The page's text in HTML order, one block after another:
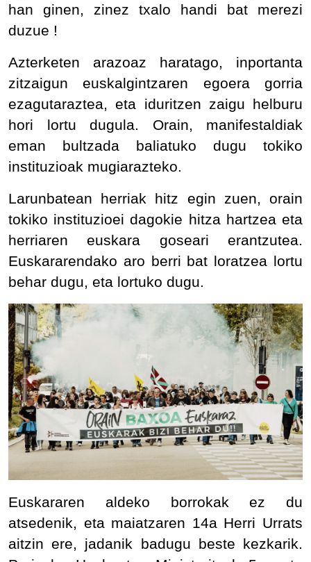
han ginen, zinez txalo handi bat merezi
duzue !
Azterketen arazoaz haratago, inportanta
zitzaigun euskalgintzaren egoera gorria
ezagutaraztea, eta iduritzen zaigu helburu
hori lortu dugula. Orain, manifestaldiak
eman bultzada baliatuko dugu tokiko
instituzioak mugiarazteko.
Larunbatean herriak hitz egin zuen, orain
tokiko instituzioei dagokie hitza hartzea eta
herriaren euskara goseari erantzutea.
Euskararendako aro berri bat loratzea lortu
behar dugu, eta lortuko dugu.
IRUDIA
Euskararen aldeko borrokak ez du
atsedenik, eta maiatzaren 14a Herri Urrats
aitzin ere, jadanik badugu beste kezkarik.